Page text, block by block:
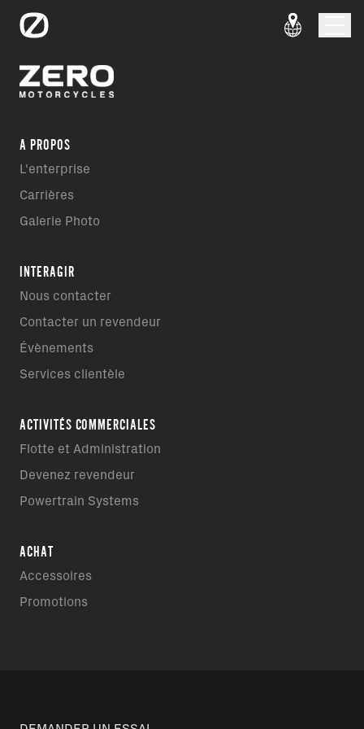
A PROPOS
L'enterprise
Carrières
Galerie Photo
INTERAGIR
Nous contacter
Contacter un revendeur
Évènements
Services clientèle
ACTIVITÉS COMMERCIALES
Flotte et Administration
Devenez revendeur
Powertrain Systems
ACHAT
Accessoires
Promotions